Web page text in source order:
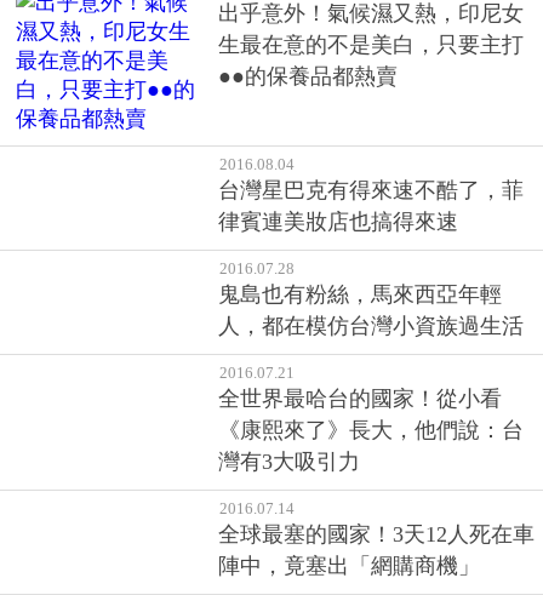
出乎意外！氣候濕又熱，印尼女
生最在意的不是美白，只要主打
●●的保養品都熱賣
台灣星巴克有得來速不酷了，菲
律賓連美妝店也搞得來速
2016.07.28
鬼島也有粉絲，馬來西亞年輕
人，都在模仿台灣小資族過生活
2016.07.21
全世界最哈台的國家！從小看
《康熙來了》長大，他們說：台
灣有3大吸引力
2016.07.14
全球最塞的國家！3天12人死在車
陣中，竟塞出「網購商機」
2015.12.03